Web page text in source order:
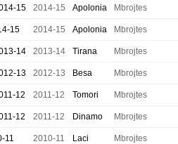
15 2014-15 Apolonia Mbrojtes
15 2014-15 Apolonia Mbrojtes
14 2013-14 Tirana Mbrojtes
13 2012-13 Besa Mbrojtes
12 2011-12 Tomori Mbrojtes
12 2011-12 Dinamo Mbrojtes
11 2010-11 Laci Mbrojtes